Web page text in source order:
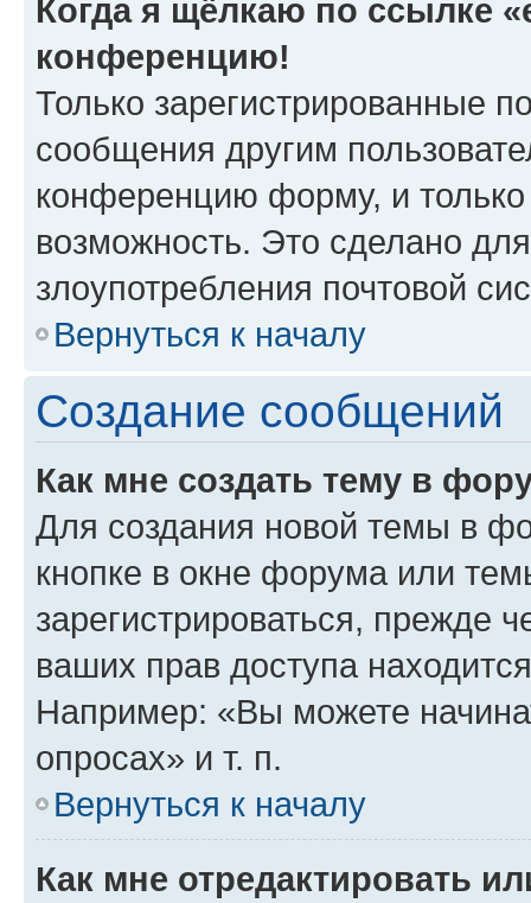
Когда я щёлкаю по ссылке
конференцию!
Только зарегистрированные
сообщения другим
конференцию форму, и
возможность. Это сделано
злоупотребления почтовой
Вернуться к началу
Создание сообщений
Как мне создать тему в
Для создания новой темы в
кнопке в окне форума или
зарегистрироваться, прежде
ваших прав доступа
Например: «Вы можете
опросах» и т. п.
Вернуться к началу
Как мне отредактировать